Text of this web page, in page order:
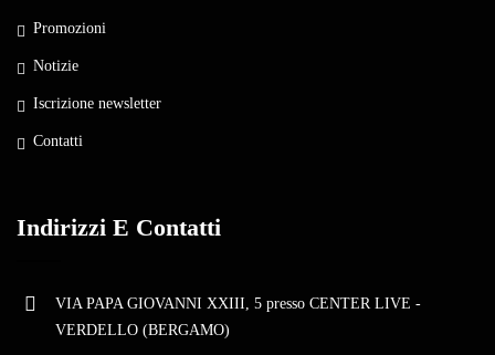
Promozioni
Notizie
Iscrizione newsletter
Contatti
Indirizzi E Contatti
VIA PAPA GIOVANNI XXIII, 5 presso CENTER LIVE -
VERDELLO (BERGAMO)